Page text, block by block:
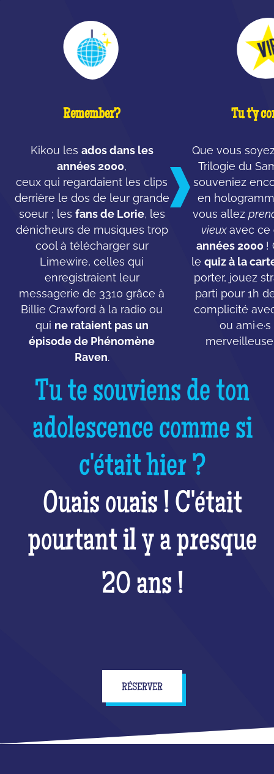
Remember?
Kikou les ados dans les
années 2000,
ceux qui regardaient les clips
derrière le dos de leur grande
soeur ; les fans de Lorie, les
dénicheurs de musiques trop
cool à télécharger sur
Limewire, celles qui
enregistraient leur
messagerie de 3310 grâce à
Billie Crawford à la radio ou
qui ne rataient pas un
épisode de Phénomène
Raven.
Tu t'y
Que vous
Trilogie du
souveniez
en
vous allez
vieuxavec ce
années 2000 !
lequiz à la
porter, jouez
parti pour 1h
complicité
ou
Tu te souviens de ton
adolescence comme si
c'était hier ?
Ouais ouais ! C'était
pourtant il y a presque
20 ans !
RÉSERVER